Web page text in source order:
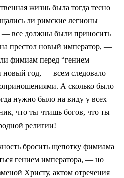
жизнь была тогда тесно
ли римские легионы
— все должны были приносить
престол новый император, —
фимиам перед “гением
новый год, — всем следовало
А сколько было
нужно было на виду у всех
что ты чтишь богов, что ты
религии!
бросить щепотку фимиама
гением императора, — но
Христу, актом отречения